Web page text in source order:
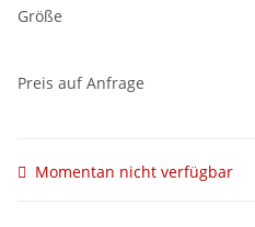
Größe
Preis auf Anfrage
Momentan nicht verfügbar